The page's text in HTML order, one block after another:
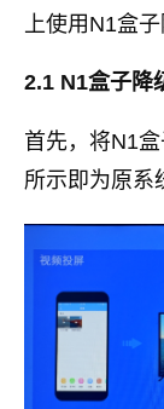
上使用N1盒
2.1 N1盒子降
首先，将N1
所示即为原系